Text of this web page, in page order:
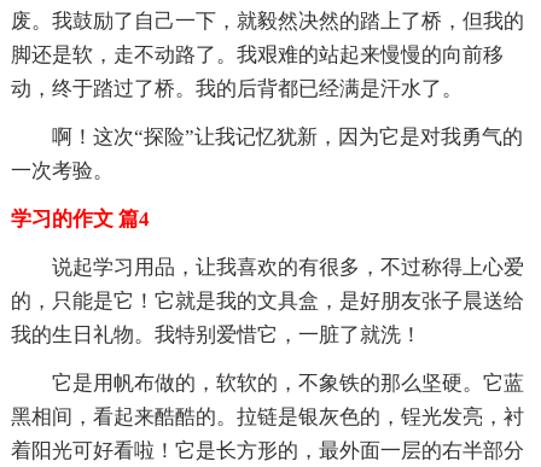
废。我鼓励了自己一下，就毅然决然的踏上了桥，但我的
脚还是软，走不动路了。我艰难的站起来慢慢的向前移
动，终于踏过了桥。我的后背都已经满是汗水了。
啊！这次“探险”让我记忆犹新，因为它是对我勇气的
一次考验。
学习的作文 篇4
说起学习用品，让我喜欢的有很多，不过称得上心爱
的，只能是它！它就是我的文具盒，是好朋友张子晨送给
我的生日礼物。我特别爱惜它，一脏了就洗！
它是用帆布做的，软软的，不象铁的那么坚硬。它蓝
黑相间，看起来酷酷的。拉链是银灰色的，锃光发亮，衬
着阳光可好看啦！它是长方形的，最外面一层的右半部分